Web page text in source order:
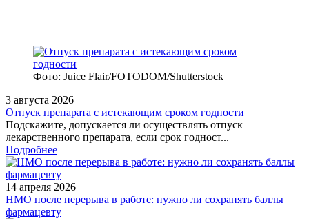
Фото: Juice Flair/FOTODOM/Shutterstoсk
3 августа 2026
Отпуск препарата с истекающим сроком годности
Подскажите, допускается ли осуществлять отпуск
лекарственного препарата, если срок годност...
Подробнее
14 апреля 2026
НМО после перерыва в работе: нужно ли сохранять баллы
фармацевту